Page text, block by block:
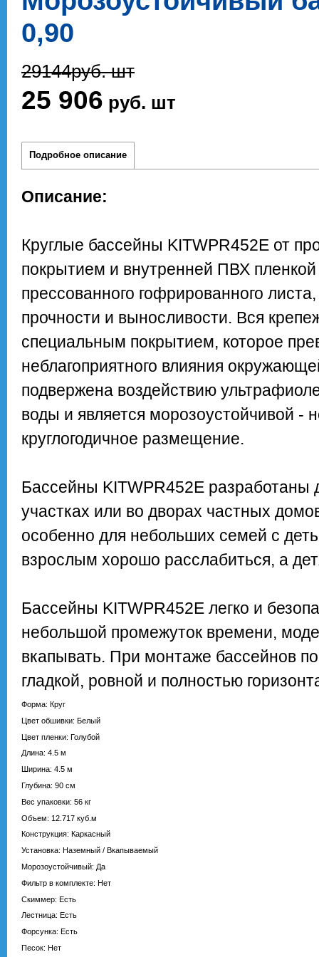
0,90
29144руб. шт
25 906 руб. шт
Подробное описание
Описание:
Круглые бассейны KITWPR452E от
покрытием и внутренней ПВХ пленкой
прессованного гофрированного
прочности и выносливости. Вся
специальным покрытием, которое
неблагоприятного влияния
подвержена воздействию
воды и является морозоустойчивой -
круглогодичное размещение.
Бассейны KITWPR452E разработаны
участках или во дворах частных
особенно для небольших семей с
взрослым хорошо расслабиться, а
Бассейны KITWPR452E легко и
небольшой промежуток времени,
вкапывать. При монтаже бассейнов
гладкой, ровной и полностью
Форма: Круг
Цвет обшивки: Белый
Цвет пленки: Голубой
Длина: 4.5 м
Ширина: 4.5 м
Глубина: 90 см
Вес упаковки: 56 кг
Объем: 12.717 куб.м
Конструкция: Каркасный
Установка: Наземный / Вкапываемый
Морозоустойчивый: Да
Фильтр в комплекте: Нет
Скиммер: Есть
Лестница: Есть
Форсунка: Есть
Песок: Нет